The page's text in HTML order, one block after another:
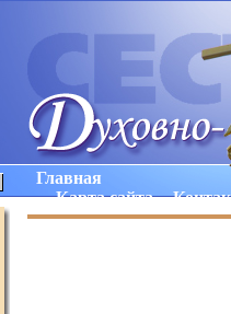
Главная
Карта сайта